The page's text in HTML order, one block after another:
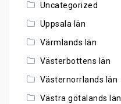
Uncategorized
Uppsala län
Värmlands län
Västerbottens län
Västernorrlands län
Västra götalands län